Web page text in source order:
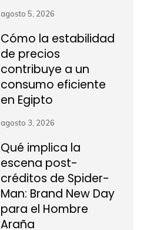
agosto 5, 2026
Cómo la estabilidad
de precios
contribuye a un
consumo eficiente
en Egipto
agosto 3, 2026
Qué implica la
escena post-
créditos de Spider-
Man: Brand New Day
para el Hombre
Araña